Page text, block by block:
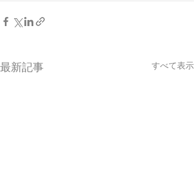
最新記事 すべて表示